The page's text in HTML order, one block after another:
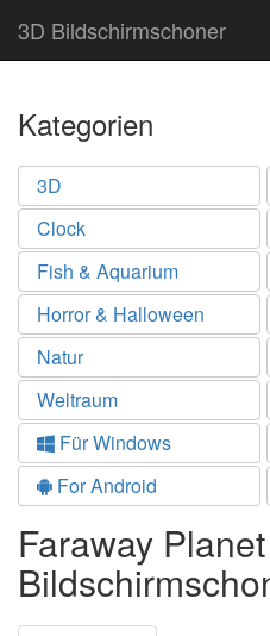
3D Bildschirmschoner
Kategorien
3D
Clock
Fish & Aquarium
Horror & Halloween
Natur
Weltraum
Für Windows
For Android
Faraway